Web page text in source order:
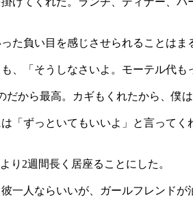
た負い目を感じさせられることはま
「そうしなさいよ。モーテル代も
から最高。カギもくれたから、僕
「ずっといてもいいよ」と言ってく
り2週間長く居座ることにした。
人ならいいが、ガールフレンドが